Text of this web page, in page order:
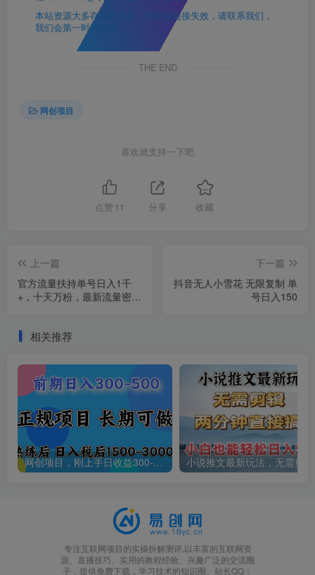
本站资源大多存储在云盘，如发现链接失效，请联系我们，
我们会第一时间更新。
THE END
网创项目
喜欢就支持一下吧
点赞 11 分享 收藏
上一篇
官方流量扶持单号日入1千
+，十天万粉，最新流量密码
频，提供全套工具和素材，
项目都可以转变思维进行制
作，可长期做的项目！
下一篇
抖音无人小雪花 无限复制 单
号日入150
相关推荐
网创项目，刚上手日收益300-500左右，熟悉后日收益1500-3000
专注互联网项目的实操拆解测评,以丰富的互联网资
源、直播技巧、实用的教程经验、兴趣广泛的交流圈
子，提供免费下载，学习技术的知识圈。站长QQ：